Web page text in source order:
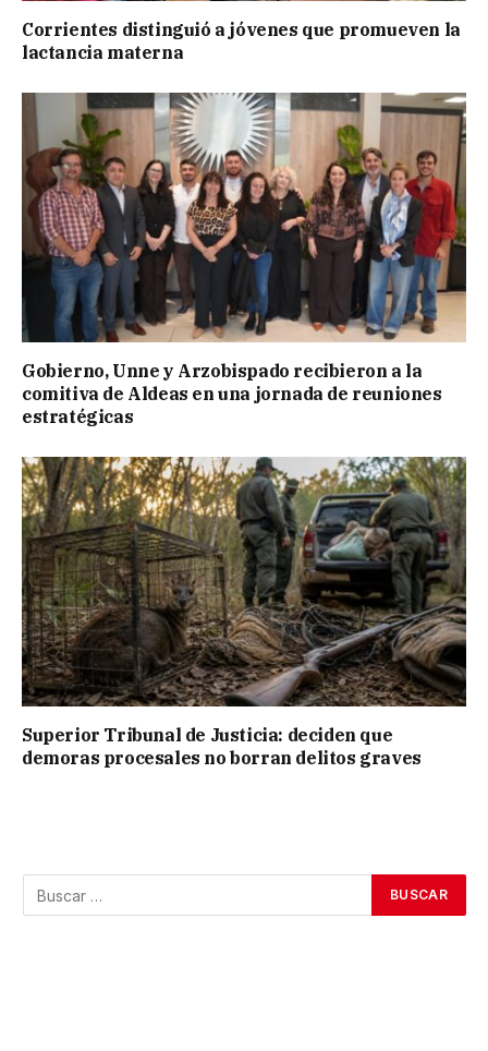
Corrientes distinguió a jóvenes que promueven la
lactancia materna
Gobierno, Unne y Arzobispado recibieron a la
comitiva de Aldeas en una jornada de reuniones
estratégicas
Superior Tribunal de Justicia: deciden que
demoras procesales no borran delitos graves